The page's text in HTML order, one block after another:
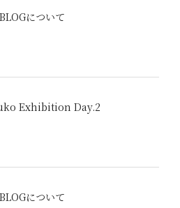
について
Exhibition Day.2
について